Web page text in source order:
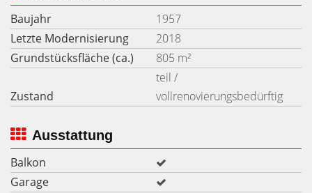
Baujahr
1957
Letzte Modernisierung
2018
Grundstücksfläche (ca.)
805 m²
Zustand
teil /
vollrenovierungsbedürftig
Ausstattung
Balkon
Garage